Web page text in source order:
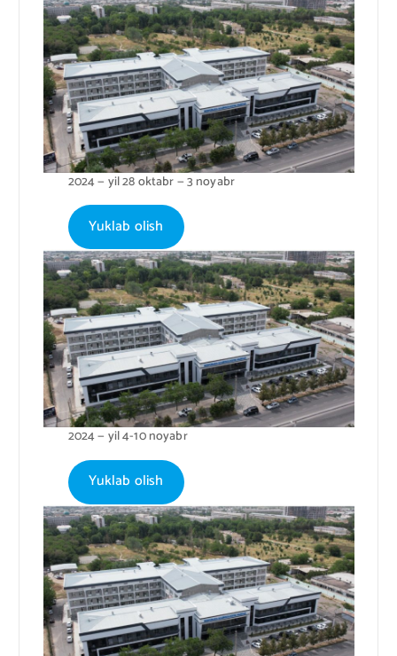
2024 — yil 28 oktabr — 3 noyabr
Yuklab olish
2024 — yil 4-10 noyabr
Yuklab olish